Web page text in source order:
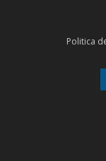
Politica